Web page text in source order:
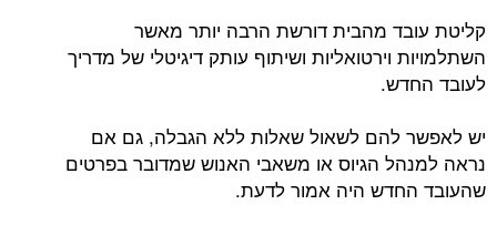
קליטת עובד מהבית דורשת הרבה יותר מאשר
השתלמויות וירטואליות ושיתוף עותק דיגיטלי של מדריך
לעובד החדש.
יש לאפשר להם לשאול שאלות ללא הגבלה, גם אם
נראה למנהל הגיוס או משאבי האנוש שמדובר בפרטים
שהעובד החדש היה אמור לדעת.